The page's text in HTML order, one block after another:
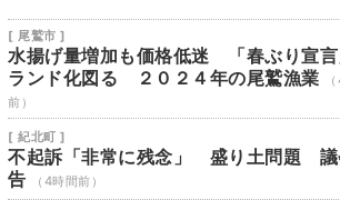
[ 尾鷲市 ]
水揚げ量増加も価格低迷 「春ぶり宣
ランド化図る ２０２４年の尾鷲漁業
前）
[ 紀北町 ]
不起訴「非常に残念」 盛り土問題 議
告
（4時間前）